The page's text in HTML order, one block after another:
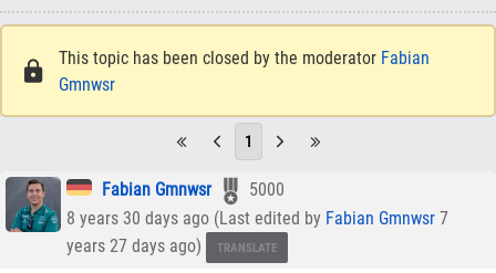
This topic has been closed by the moderator Fabian
Gmnwsr
1
Fabian Gmnwsr
5000
8 years 30 days ago (Last edited by Fabian Gmnwsr 7
years 27 days ago)
TRANSLATE